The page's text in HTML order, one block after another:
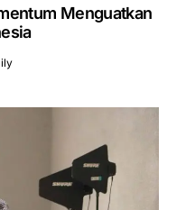
Menguatkan